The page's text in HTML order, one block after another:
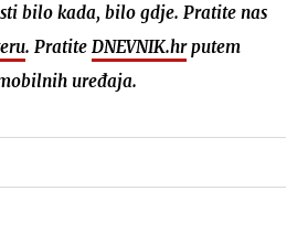
bilo kada, bilo gdje. Pratite nas
. Pratite DNEVNIK.hrputem
uređaja.